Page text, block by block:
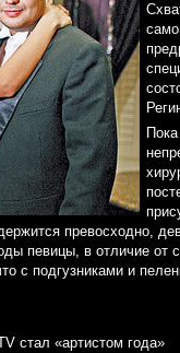
превосходно,
певицы, в отличие от
с подгузниками и
стал «артистом года»